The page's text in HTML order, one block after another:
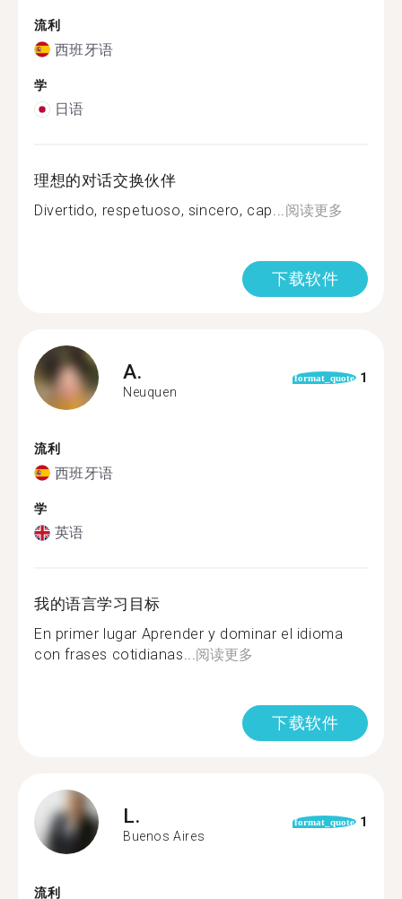
流利
西班牙语
学
日语
理想的对话交换伙伴
Divertido, respetuoso, sincero, cap...阅读更多
下载软件
A.
Neuquen
format_quote 1
流利
西班牙语
学
英语
我的语言学习目标
En primer lugar Aprender y dominar el idioma
con frases cotidianas...阅读更多
下载软件
L.
Buenos Aires
format_quote 1
流利